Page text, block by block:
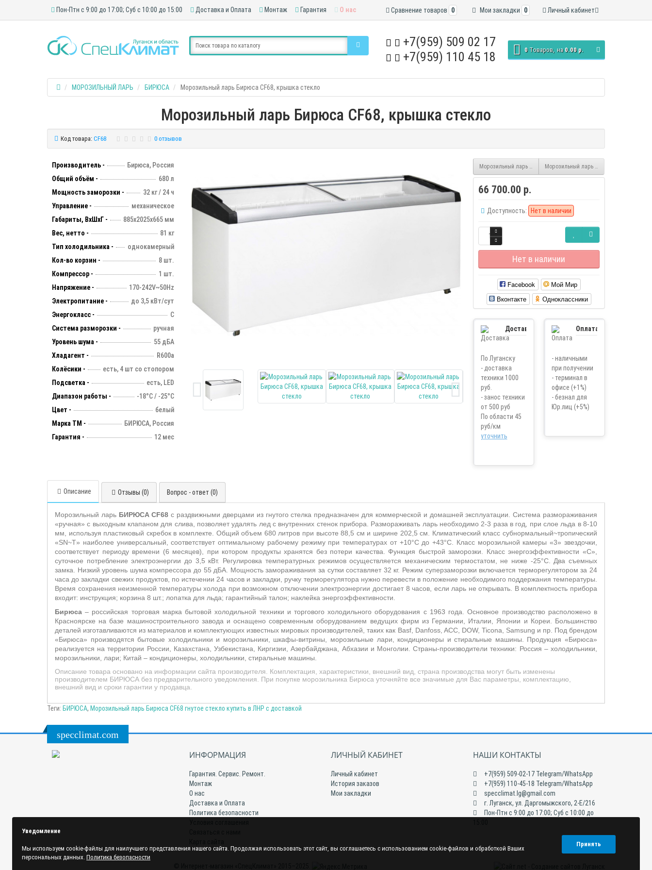
Пон-Птн с 9:00 до 17:00; Суб с 10:00 до 15:00 Доставка и Оплата Монтаж Гарантия О нас Личный кабинет
Мои закладки 0
Сравнение товаров 0
+7(959) 509 02 17
+7(959) 110 45 18
0 Tоваров, на 0.00 р.
МОРОЗИЛЬНЫЙ ЛАРЬ БИРЮСА Морозильный ларь Бирюса CF68, крышка стекло
Морозильный ларь Бирюса CF68, крышка стекло
Код товара: CF68 0 отзывов
Производитель -
Бирюса, Россия
Общий объём -
680 л
Мощность заморозки -
32 кг / 24 ч
Управление -
механическое
Габариты, ВхШхГ -
885х2025х665 мм
Вес, нетто -
81 кг
Тип холодильника -
однокамерный
Кол-во корзин -
8 шт.
Компрессор -
1 шт.
Напряжение -
170-242V~50Hz
Электропитание -
до 3,5 кВт/сут
Энергокласс -
С
Система разморозки -
ручная
Уровень шума -
55 дБА
Хладагент -
R600a
Колёсики -
есть, 4 шт со стопором
Подсветка -
есть, LED
Диапазон работы -
-18°С / -25°С
Цвет -
белый
Марка ТМ -
БИРЮСА, Россия
Гарантия -
12 мес
Морозильный ларь Бирюса CF59, крышка стекло
Морозильный ларь Бирюса-210КХ, белый
66 700.00 р.
Доступность: Нет в наличии
Нет в наличии
Facebook
Мой Мир
Вконтакте
Одноклассники
Доставка
По Луганску
- доставка
техники 1000
руб.
- занос техники
от 500 руб
По области 45
руб/км
уточнить
Оплата
- наличными
при получении
- терминал в
офисе (+1%)
- безнал для
Юр.лиц (+5%)
Описание Отзывы (0) Вопрос - ответ (0)
Морозильный ларь БИРЮСАCF68 с раздвижными дверцами из гнутого стелка предназначен для коммерческой и домашней эксплуатации. Система размораживания
«ручная» с выходным клапаном для слива, позволяет удалять лед с внутренних стенок прибора. Размораживать ларь необходимо 2-3 раза в год, при слое льда в 8-10
мм, используя пластиковый скребок в комплекте. Общий объем 680 литров при высоте 88,5 см и ширине 202,5 см. Климатический класс субнормальный~тропический
«SN~T» наиболее универсальный, соответствует оптимальному рабочему режиму при температурах от +10°С до +43°С. Класс морозильной камеры «3» звездочки,
соответствует периоду времени (6 месяцев), при котором продукты хранятся без потери качества. Функция быстрой заморозки. Класс энергоэффективности «C»,
суточное потребление электроэнергии до 3,5 кВт. Регулировка температурных режимов осуществляется механическим термостатом, не ниже -25°С. Два съемных
замка. Низкий уровень шума компрессора до 55 дБА. Мощность замораживания за сутки составляет 32 кг. Режим суперзаморозки включается терморегулятором за 24
часа до закладки свежих продуктов, по истечении 24 часов и закладки, ручку терморегулятора нужно перевести в положение необходимого поддержания температуры.
Время сохранения неизменной температуры холода при возможном отключении электроэнергии достигает 8 часов, если ларь не открывать. В комплектность прибора
входит: инструкция; корзина 8 шт.; лопатка для льда; гарантийный талон; наклейка энергоэффективности.
Бирюса – российская торговая марка бытовой холодильной техники и торгового холодильного оборудования с 1963 года. Основное производство расположено в
Красноярске на базе машиностроительного завода и оснащено современным оборудованием ведущих фирм из Германии, Италии, Японии и Кореи. Большинство
деталей изготавливаются из материалов и комплектующих известных мировых производителей, таких как Basf, Danfoss, ACC, DOW, Ticona, Samsung и пр. Под брендом
«Бирюса» производятся бытовые холодильники и морозильники, шкафы-витрины, морозильные лари, кондиционеры и стиральные машины. Продукция «Бирюса»
реализуется на территории России, Казахстана, Узбекистана, Киргизии, Азербайджана, Абхазии и Монголии. Страны-производители техники: Россия – холодильники,
морозильники, лари; Китай – кондиционеры, холодильники, стиральные машины.
Описание товара основано на информации сайта производителя. Комплектация, характеристики, внешний вид, страна производства могут быть изменены
производителем БИРЮСА без предварительного уведомления. При покупке морозильника Бирюса уточняйте все значимые для Вас параметры, комплектацию,
внешний вид и сроки гарантии у продавца.
Теги: БИРЮСА, Морозильный ларь Бирюса CF68 гнутое стекло купить в ЛНР с доставкой
specclimat.com
ИНФОРМАЦИЯ
Гарантия. Сервис. Ремонт.
Монтаж
О нас
Доставка и Оплата
Политика безопасности
ЛИЧНЫЙ КАБИНЕТ
Личный кабинет
История заказов
Мои закладки
НАШИ КОНТАКТЫ
+7(959) 509-02-17 Telegram/WhatsApp
+7(959) 110-45-18 Telegram/WhatsApp
specclimat.lg@gmail.com
г. Луганск, ул. Даргомыжского, 2-Е/216
Пон-Птн с 9:00 до 17:00; Суб с 10:00 до
Уведомление
Мы используем cookie-файлы для наилучшего представления нашего сайта. Продолжая использовать этот сайт, вы соглашаетесь с использованием cookie-файлов и обработкой Ваших
персональных данных. Политика безопасности
Принять